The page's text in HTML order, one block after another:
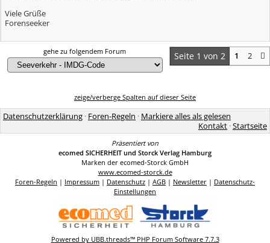
Viele Grüße
Forenseeker
Seite 1 von 2 1 2
gehe zu folgendem Forum
zeige/verberge Spalten auf dieser Seite
Datenschutzerklärung · Foren-Regeln · Markiere alles als gelesen
Kontakt ·Startseite
Präsentiert von
ecomed SICHERHEIT und Storck Verlag Hamburg
Marken der ecomed-Storck GmbH
www.ecomed-storck.de
Foren-Regeln | Impressum | Datenschutz | AGB | Newsletter | Datenschutz-
Einstellungen
Powered by UBB.threads™ PHP Forum Software 7.7.3